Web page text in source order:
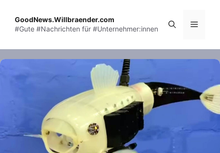
content
GoodNews.Willbraender.com
#Gute #Nachrichten für #Unternehmer:innen
Menu